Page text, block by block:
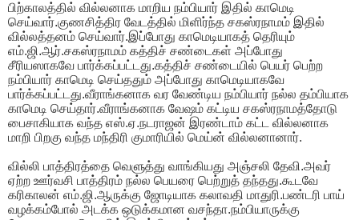
பிற்காலத்தில் வில்லனாக மாறிய நம்பியார் இதில் காமெடி
செய்வார்.குணசித்திர வேடத்தில் மிளிர்ந்த சகஸ்ரநாமம் இதில்
வில்லத்தனம் செய்வார்.இப்போது காமெடியாகத் தெரியும்
எம்.ஜி.ஆர்.சகஸ்ரநாமம் கத்திச் சண்டைகள் அப்போது
சீரியஸாகவே பார்க்கப்பட்டது.கத்திச் சண்டையில் பெயர் பெற்ற
நம்பியார் காமெடி செய்ததும் அப்போது காமெடியாகவே
பார்க்கப்பட்டது.வீராங்கனாக வர வேண்டிய நம்பியார் நல்ல தம்பியாக
காமெடி செய்தார்.வீராங்கனாக வேஷம் கட்டிய சகஸ்ரநாமத்தோடு
பைசாகியாக வந்த எஸ்.ஏ.நடராஜன் இரண்டாம் கட்ட வில்லனாக
மாறி பிறகு வந்த மந்திரி குமாரியில் மெய்ன் வில்லனானார்.
வில்லி பாத்திரத்தை வெளுத்து வாங்கியது அஞ்சலி தேவி.அவர்
ஏற்ற ஊர்வசி பாத்திரம் நல்ல பெயரை பெற்றுத் தந்தது.கூடவே
கரிகாலன் எம்.ஜி.ஆருக்கு ஜோடியாக கலாவதி மாதுரி.பண்டரி பாய்
வழக்கம்போல் அடக்க ஒடுக்கமான வசந்தா.நம்பியாருக்கு